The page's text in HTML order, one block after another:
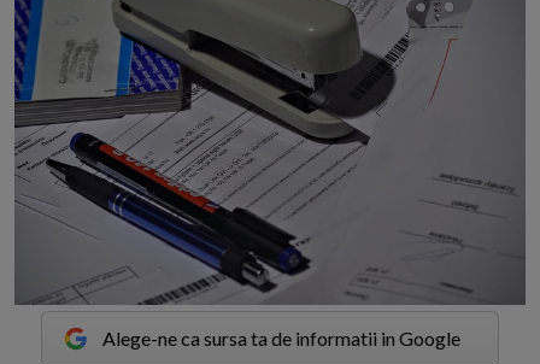
Alege-ne ca sursa ta de informatii in Google